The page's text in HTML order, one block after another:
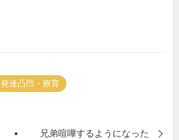
発達凸凹・療育
兄弟喧嘩するようになった